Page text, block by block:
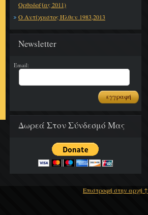
Ορθοδοξίας 2011)
Ο Αντίχριστος Ήλθεν 1983,2013
Newsletter
Email:
Δωρεά Στον Σύνδεσμό Μας
Επιστροφή στην αρχή ↑